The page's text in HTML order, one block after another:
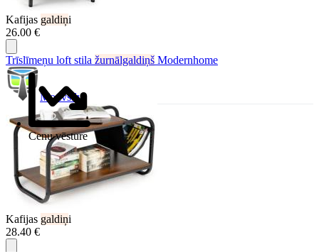
Kafijas galdiņi
26.00 €
Cenu vēsture
Trīslīmeņu loft stila žurnālgaldiņš Modernhome
Motivs.lv
Kafijas galdiņi
28.40 €